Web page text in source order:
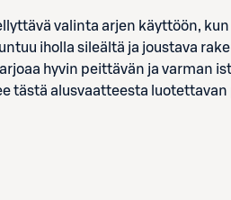
valinta arjen käyttöön,
iholla sileältä ja joustava
hyvin peittävän ja varman
tästä alusvaatteesta